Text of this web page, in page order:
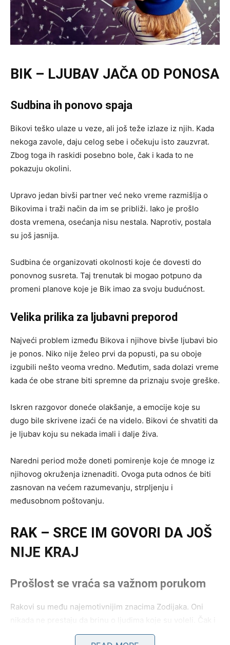
BIK – LJUBAV JAČA OD PONOSA
Sudbina ih ponovo spaja
Bikovi teško ulaze u veze, ali još teže izlaze iz njih. Kada
nekoga zavole, daju celog sebe i očekuju isto zauzvrat.
Zbog toga ih raskidi posebno bole, čak i kada to ne
pokazuju okolini.
Upravo jedan bivši partner već neko vreme razmišlja o
Bikovima i traži način da im se približi. Iako je prošlo
dosta vremena, osećanja nisu nestala. Naprotiv, postala
su još jasnija.
Sudbina će organizovati okolnosti koje će dovesti do
ponovnog susreta. Taj trenutak bi mogao potpuno da
promeni planove koje je Bik imao za svoju budućnost.
Velika prilika za ljubavni preporod
Najveći problem između Bikova i njihove bivše ljubavi bio
je ponos. Niko nije želeo prvi da popusti, pa su oboje
izgubili nešto veoma vredno. Međutim, sada dolazi vreme
kada će obe strane biti spremne da priznaju svoje greške.
Iskren razgovor doneće olakšanje, a emocije koje su
dugo bile skrivene izaći će na videlo. Bikovi će shvatiti da
je ljubav koju su nekada imali i dalje živa.
Naredni period može doneti pomirenje koje će mnoge iz
njihovog okruženja iznenaditi. Ovoga puta odnos će biti
zasnovan na većem razumevanju, strpljenju i
međusobnom poštovanju.
RAK – SRCE IM GOVORI DA JOŠ
NIJE KRAJ
Prošlost se vraća sa važnom porukom
Rakovi su među najemotivnijim znacima Zodijaka. Oni
nikada ne prestaju da brinu o ljudima koje su voleli. Čak i
kada pokušaju da nastave dalje, deo njihovog srca ostaje